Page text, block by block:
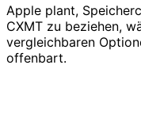
Apple plant,
CXMT zu beziehen,
vergleichbaren
offenbart.